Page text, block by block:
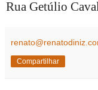
Rua Getúlio
Compartilhar